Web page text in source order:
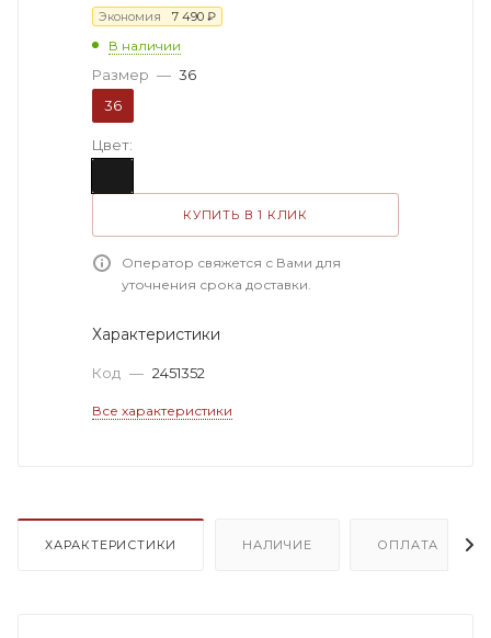
Экономия 7 490 ₽
В наличии
Размер — 36
36
Цвет:
КУПИТЬ В 1 КЛИК
Оператор свяжется с Вами для
уточнения срока доставки.
Характеристики
Код — 2451352
Все характеристики
ХАРАКТЕРИСТИКИ НАЛИЧИЕ ОПЛАТА